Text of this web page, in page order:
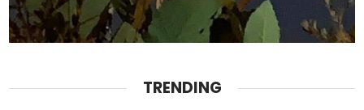
TRENDING